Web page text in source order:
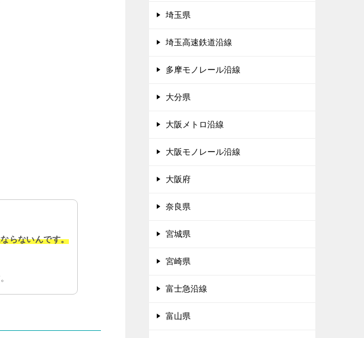
らないんです。
埼玉県
埼玉高速鉄道沿線
多摩モノレール沿線
大分県
大阪メトロ沿線
大阪モノレール沿線
大阪府
奈良県
宮城県
宮崎県
富士急沿線
富山県